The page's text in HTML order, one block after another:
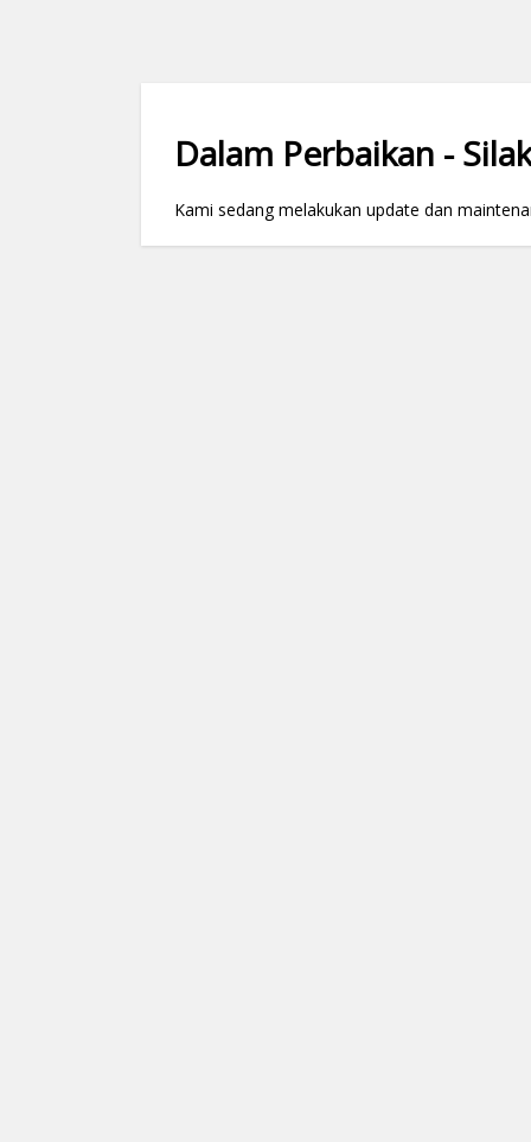
Dalam Perbaikan -
Kami sedang melakukan update dan